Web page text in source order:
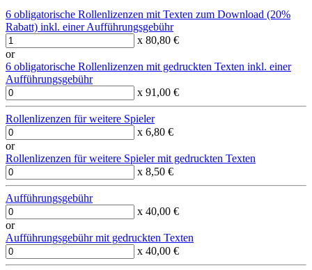
6 obligatorische Rollenlizenzen mit Texten zum Download (20%
Rabatt) inkl. einer Aufführungsgebühr
x 80,80 €
or
6 obligatorische Rollenlizenzen mit gedruckten Texten inkl. einer
Aufführungsgebühr
x 91,00 €
Rollenlizenzen für weitere Spieler
x 6,80 €
or
Rollenlizenzen für weitere Spieler mit gedruckten Texten
x 8,50 €
Aufführungsgebühr
x 40,00 €
or
Aufführungsgebühr mit gedruckten Texten
x 40,00 €